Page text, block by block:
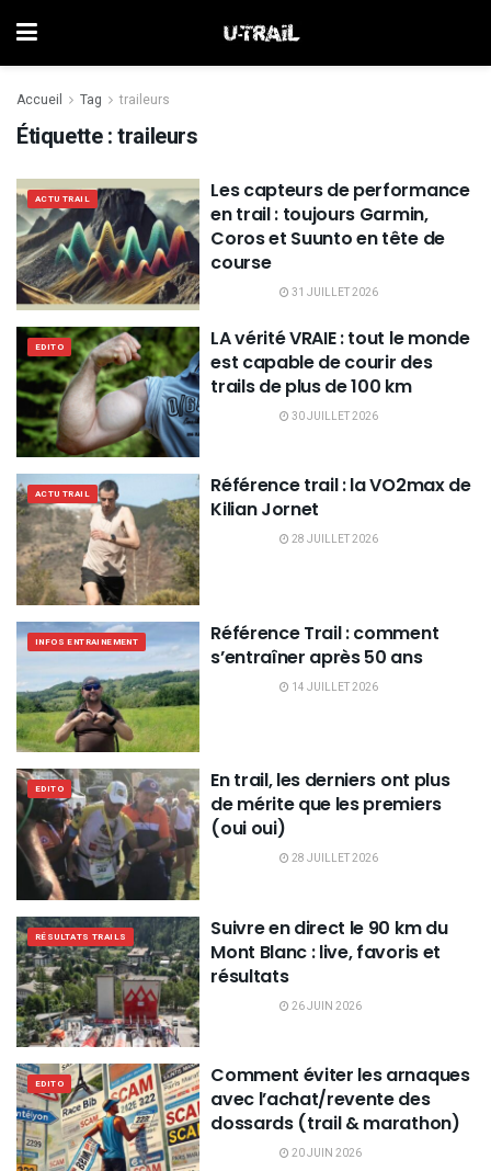
Accueil Tag traileurs
Étiquette :traileurs
ACTU TRAIL
Les capteurs de performance
en trail : toujours Garmin,
Coros et Suunto en tête de
course
31 JUILLET 2026
EDITO
LA vérité VRAIE : tout le monde
est capable de courir des
trails de plus de 100 km
30 JUILLET 2026
ACTU TRAIL
Référence trail : la VO2max de
Kilian Jornet
28 JUILLET 2026
INFOS ENTRAINEMENT
Référence Trail : comment
s’entraîner après 50 ans
14 JUILLET 2026
EDITO
En trail, les derniers ont plus
de mérite que les premiers
(oui oui)
28 JUILLET 2026
RÉSULTATS TRAILS
Suivre en direct le 90 km du
Mont Blanc : live, favoris et
résultats
26 JUIN 2026
EDITO
Comment éviter les arnaques
avec l’achat/revente des
dossards (trail & marathon)
20 JUIN 2026